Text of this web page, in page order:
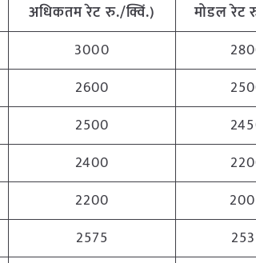
अधिकतम रेट रु./क्विं.)
मोडल रेट
3000
2600
2500
2400
2200
2575